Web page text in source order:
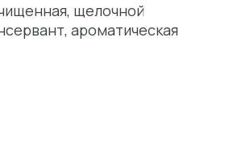
щелочной
ароматическая